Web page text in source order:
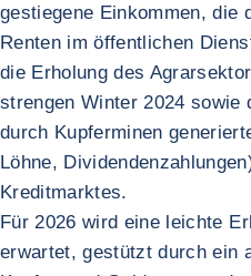
gestiegene Einkommen, die
Renten im öffentlichen
die Erholung des
strengen Winter 2024 sowie
durch Kupferminen
Löhne,
Kreditmarktes.
Für 2026 wird eine leichte
erwartet, gestützt durch ein